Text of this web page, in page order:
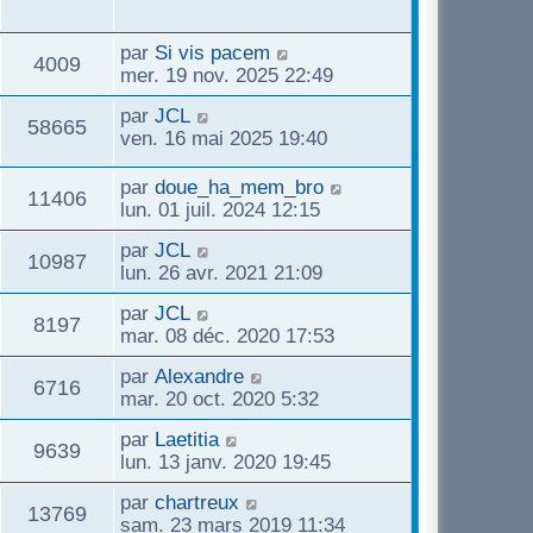
e
s
a
g
e
m
e
s
s
a
g
e
s
i
e
r
m
e
s
a
g
e
4009
s
D
e
r
n
i
e
r
m
e
s
s
a
g
e
par Si vis pacem
mer. 19 nov. 2025 22:49
58665V
u
D
e
n
i
e
r
m
e
s
s
a
g
e
par JCL
ven. 16 mai 2025 19:40
11406V
e
D
e
r
n
i
e
r
m
s
s
a
g
e
par doue_ha_mem_bro
lun. 01 juil. 2024 12:15
10987
e
D
e
r
n
i
e
r
m
s
s
a
g
par JCL
lun. 26 avr. 2021 21:09
8197
e
D
e
r
n
i
e
r
m
s
par JCL
mar. 08 déc. 2020 17:53
6716V
e
s
D
e
r
n
i
e
r
par Alexandre
mar. 20 oct. 2020 5:32
9639
D
e
r
n
i
par Laetitia
lun. 13 janv. 2020 19:45
13769
D
e
par chartreux
sam. 23 mars 2019 11:34